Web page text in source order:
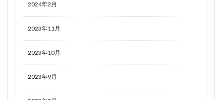
2024年2月
2023年11月
2023年10月
2023年9月